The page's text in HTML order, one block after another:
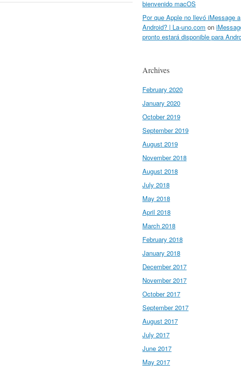
bienvenido macOS
Por que Apple no llevó iMessage a
Android? | La-uno.com on
pronto estará disponible para
Archives
February 2020
January 2020
October 2019
September 2019
August 2019
November 2018
August 2018
July 2018
May 2018
April 2018
March 2018
February 2018
January 2018
December 2017
November 2017
October 2017
September 2017
August 2017
July 2017
June 2017
May 2017